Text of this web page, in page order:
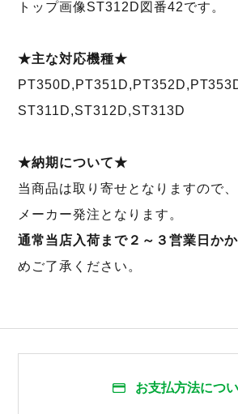
トップ画像ST312D図番42です。
★主な対応機種★
ST311D,ST312D,ST313D
★納期について★
当商品は取り寄せとなりますので
メーカー発注となります。
通常当店入荷まで２～３営業日か
めご了承ください。
お支払方法につ